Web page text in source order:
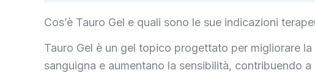
Cos’è Tauro Gel e quali sono le sue indicazioni
Tauro Gel è un gel topico progettato per migliorare
sanguigna e aumentano la sensibilità, contribuendo